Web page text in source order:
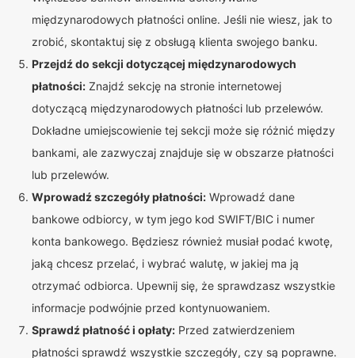
międzynarodowych płatności online. Jeśli nie wiesz, jak to
zrobić, skontaktuj się z obsługą klienta swojego banku.
Przejdź do sekcji dotyczącej międzynarodowych
płatności: Znajdź sekcję na stronie internetowej
dotyczącą międzynarodowych płatności lub przelewów.
Dokładne umiejscowienie tej sekcji może się różnić między
bankami, ale zazwyczaj znajduje się w obszarze płatności
lub przelewów.
Wprowadź szczegóły płatności: Wprowadź dane
bankowe odbiorcy, w tym jego kod SWIFT/BIC i numer
konta bankowego. Będziesz również musiał podać kwotę,
jaką chcesz przelać, i wybrać walutę, w jakiej ma ją
otrzymać odbiorca. Upewnij się, że sprawdzasz wszystkie
informacje podwójnie przed kontynuowaniem.
Sprawdź płatność i opłaty: Przed zatwierdzeniem
płatności sprawdź wszystkie szczegóły, czy są poprawne.